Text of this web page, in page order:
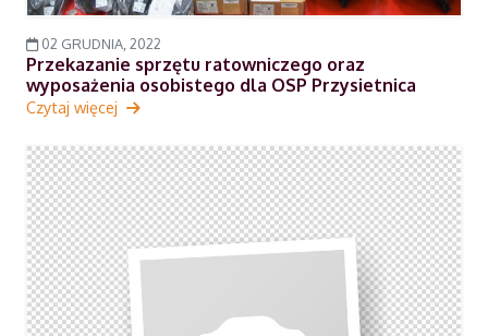
02 GRUDNIA, 2022
Przekazanie sprzętu ratowniczego oraz
wyposażenia osobistego dla OSP Przysietnica
Czytaj więcej